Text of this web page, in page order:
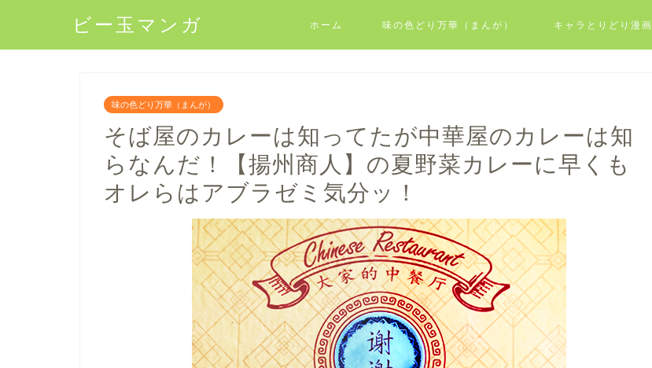
ビー玉マンガ ホーム 味の色どり万華（まんが） キャラとりどり漫画
味の色どり万華（まんが）
そば屋のカレーは知ってたが中華屋のカレーは知
らなんだ！【揚州商人】の夏野菜カレーに早くも
オレらはアブラゼミ気分ッ！